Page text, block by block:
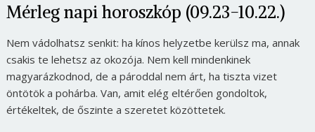
Mérleg napi horoszkóp (09.23-10.22.)
Nem vádolhatsz senkit: ha kínos helyzetbe kerülsz ma, annak
csakis te lehetsz az okozója. Nem kell mindenkinek
magyarázkodnod, de a pároddal nem árt, ha tiszta vizet
öntötök a pohárba. Van, amit elég eltérően gondoltok,
értékeltek, de őszinte a szeretet közöttetek.